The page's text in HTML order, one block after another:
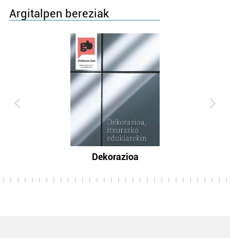
Argitalpen bereziak
Dekorazioa